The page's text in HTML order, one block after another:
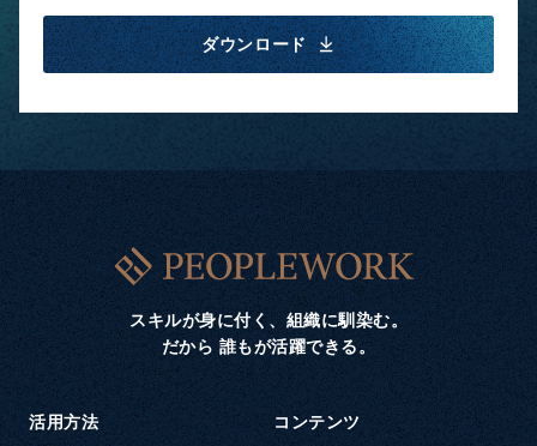
ダウンロード
スキルが身に付く、組織に馴染む。
だから 誰もが活躍できる。
活用方法 コンテンツ